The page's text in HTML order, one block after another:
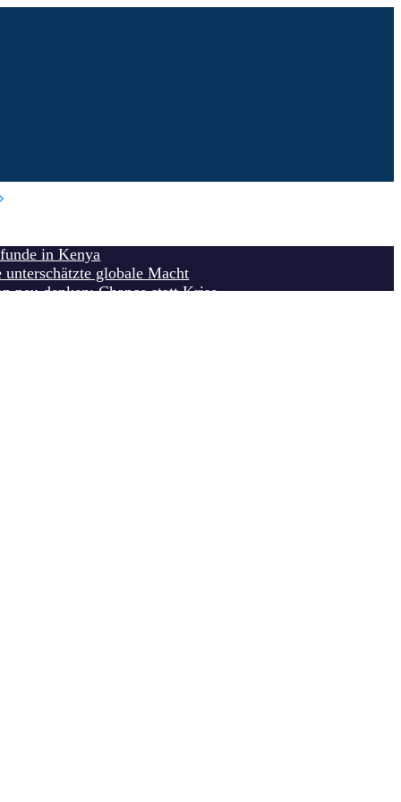
in Kenya
globale Macht
neu denken: Chance statt Krise